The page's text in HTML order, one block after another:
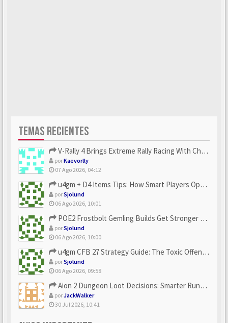
TEMAS RECIENTES
V-Rally 4 Brings Extreme Rally Racing With Challenging Track...
porKaevorlly
07 Ago 2026, 04:12
u4gm + D4 Items Tips: How Smart Players Optimize Gear, Build...
porSjolund
06 Ago 2026, 10:01
POE2 Frostbolt Gemling Builds Get Stronger With u4gm’s Ice C...
porSjolund
06 Ago 2026, 10:00
u4gm CFB 27 Strategy Guide: The Toxic Offensive Scheme Your ...
porSjolund
06 Ago 2026, 09:58
Aion 2 Dungeon Loot Decisions: Smarter Runs With U4N
porJackWalker
30 Jul 2026, 10:41